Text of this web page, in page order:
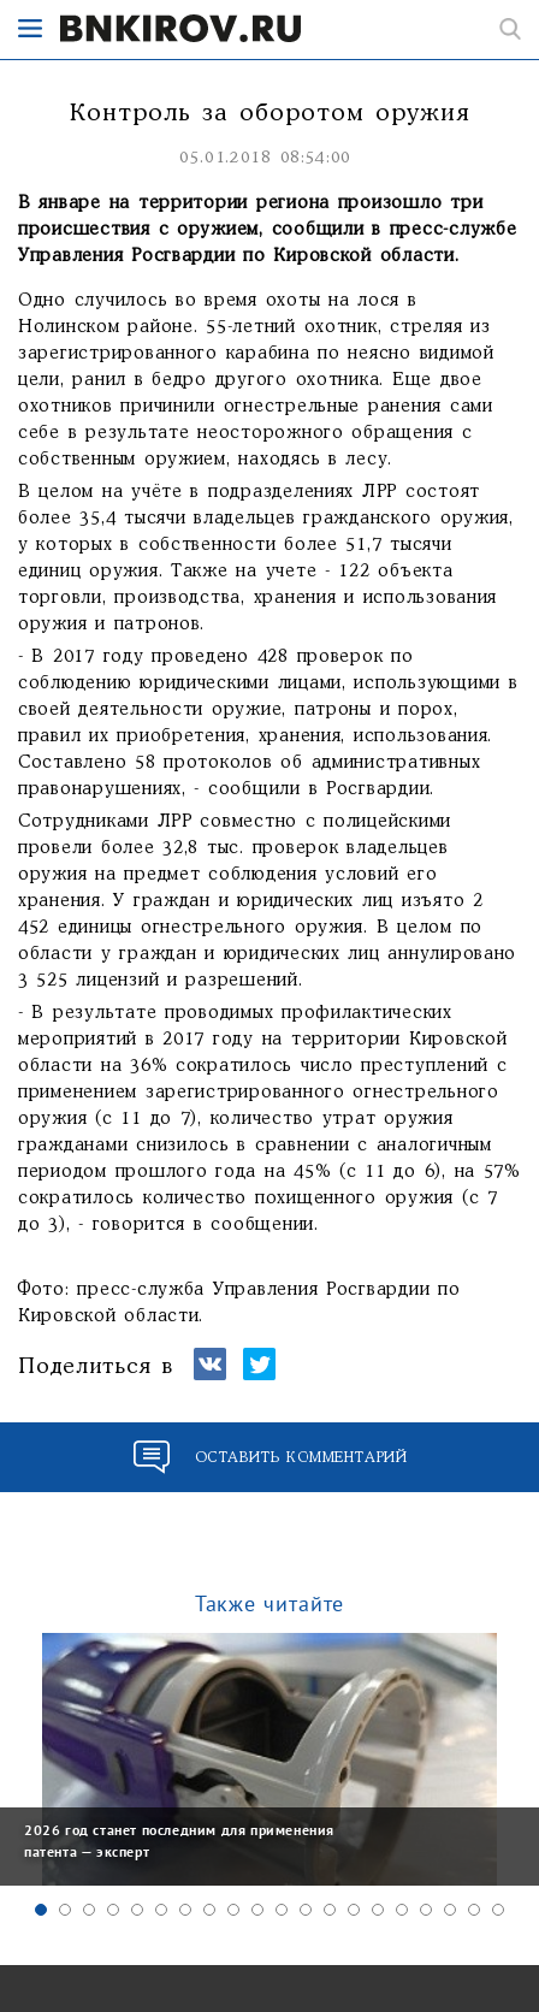
Контроль за оборотом оружия
05.01.2018 08:54:00
В январе на территории региона произошло три
происшествия с оружием, сообщили в пресс-службе
Управления Росгвардии по Кировской области.
Одно случилось во время охоты на лося в
Нолинском районе. 55-летний охотник, стреляя из
зарегистрированного карабина по неясно видимой
цели, ранил в бедро другого охотника. Еще двое
охотников причинили огнестрельные ранения сами
себе в результате неосторожного обращения с
собственным оружием, находясь в лесу.
В целом на учёте в подразделениях ЛРР состоят
более 35,4 тысячи владельцев гражданского оружия,
у которых в собственности более 51,7 тысячи
единиц оружия. Также на учете - 122 объекта
торговли, производства, хранения и использования
оружия и патронов.
- В 2017 году проведено 428 проверок по
соблюдению юридическими лицами, использующими в
своей деятельности оружие, патроны и порох,
правил их приобретения, хранения, использования.
Составлено 58 протоколов об административных
правонарушениях, - сообщили в Росгвардии.
Сотрудниками ЛРР совместно с полицейскими
провели более 32,8 тыс. проверок владельцев
оружия на предмет соблюдения условий его
хранения. У граждан и юридических лиц изъято 2
452 единицы огнестрельного оружия. В целом по
области у граждан и юридических лиц аннулировано
3 525 лицензий и разрешений.
- В результате проводимых профилактических
мероприятий в 2017 году на территории Кировской
области на 36% сократилось число преступлений с
применением зарегистрированного огнестрельного
оружия (с 11 до 7), количество утрат оружия
гражданами снизилось в сравнении с аналогичным
периодом прошлого года на 45% (с 11 до 6), на 57%
сократилось количество похищенного оружия (с 7
до 3), - говорится в сообщении.
Фото: пресс-служба Управления Росгвардии по
Кировской области.
Поделиться в
ОСТАВИТЬ КОММЕНТАРИЙ
Также читайте
2026 год станет последним для применения
патента — эксперт